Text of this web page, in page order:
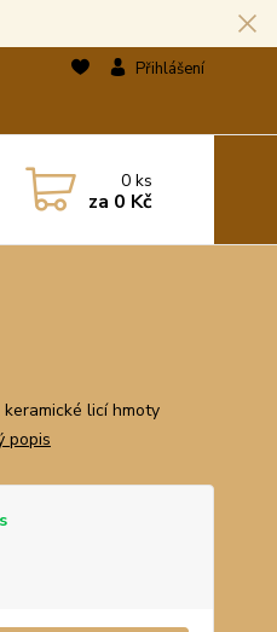
Přihlášení
0ks
za 0 Kč
licí hmoty
popis